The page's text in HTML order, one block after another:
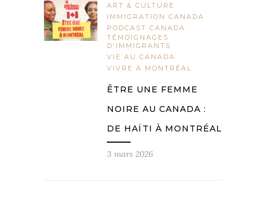
ART & CULTURE
IMMIGRATION CANADA
PODCAST CANADA
TÉMOIGNAGES
D'IMMIGRANTS
VIE AU CANADA
VIVRE À MONTRÉAL
ÊTRE UNE FEMME
NOIRE AU CANADA :
DE HAÏTI À MONTRÉAL
3 mars 2026